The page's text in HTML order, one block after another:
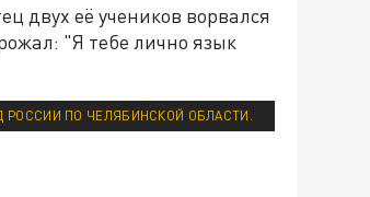
двух её учеников ворвался
"Я тебе лично язык
РОССИИ ПО ЧЕЛЯБИНСКОЙ ОБЛАСТИ.